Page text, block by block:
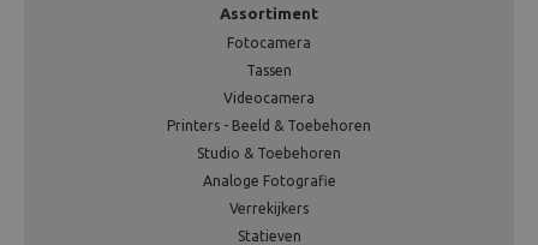
Assortiment
Fotocamera
Tassen
Videocamera
Printers - Beeld & Toebehoren
Studio & Toebehoren
Analoge Fotografie
Verrekijkers
Statieven